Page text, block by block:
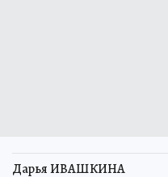
Дарья ИВАШКИНА